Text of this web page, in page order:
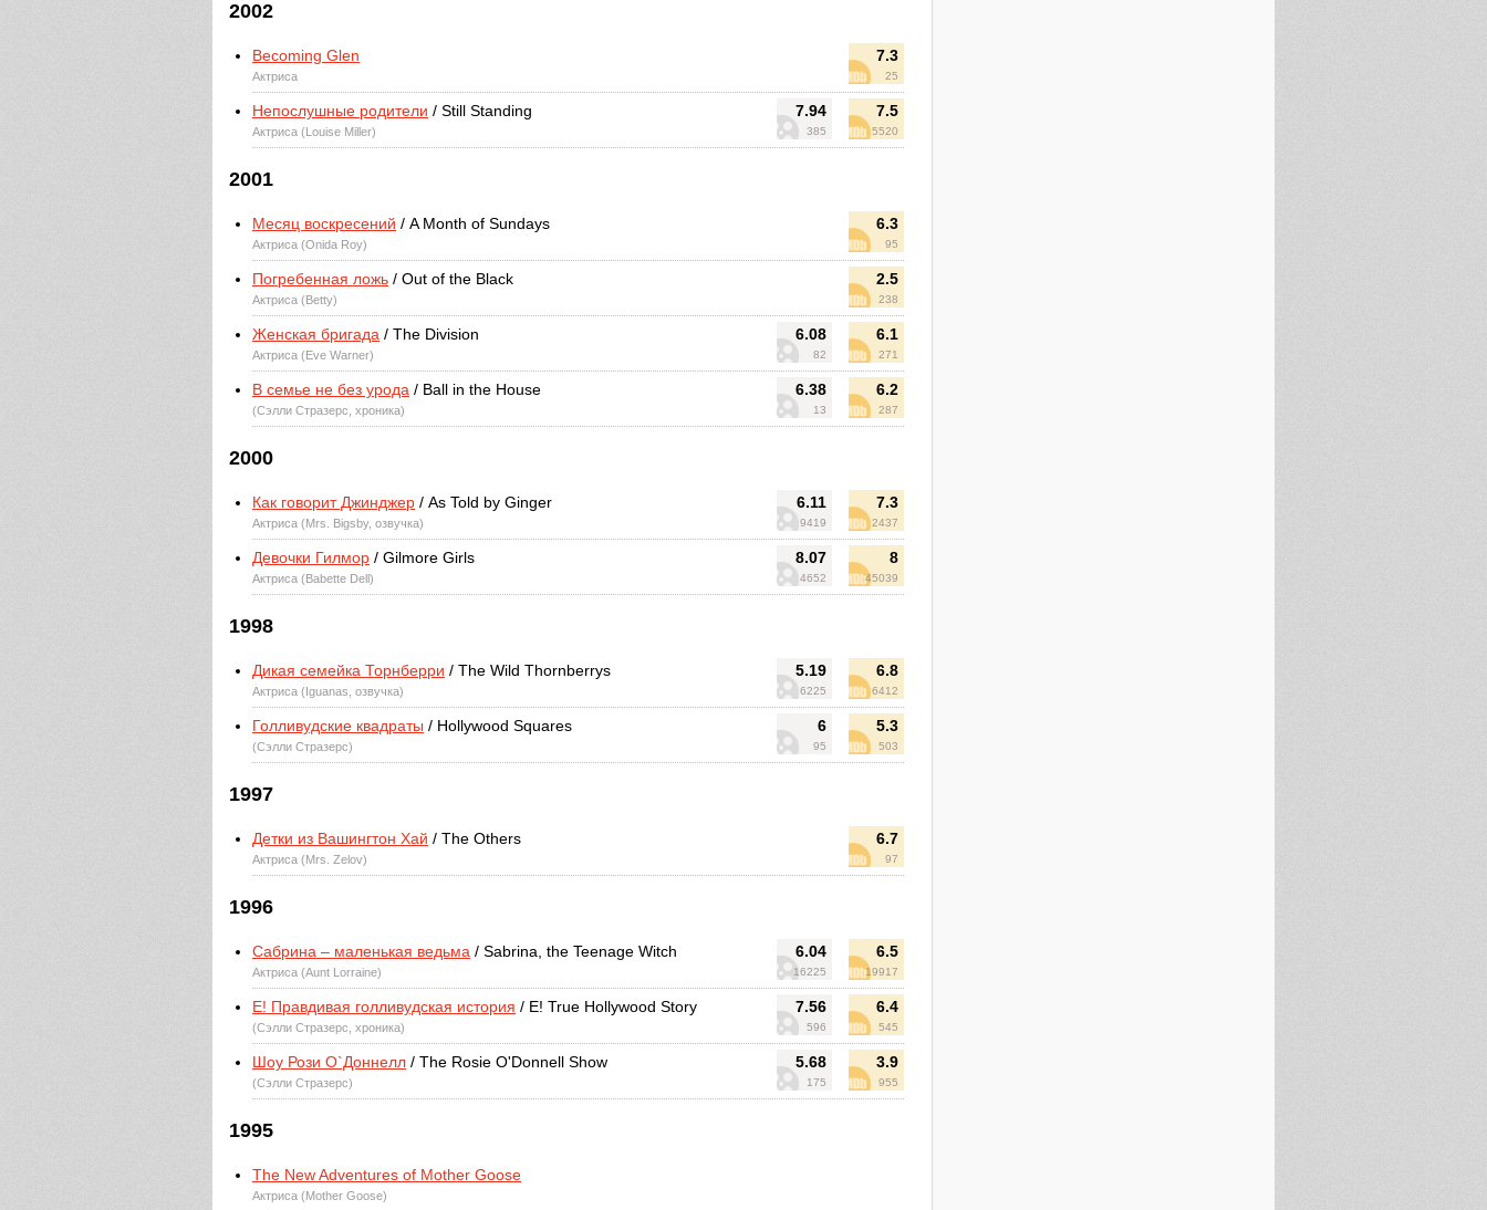
2002
7.3
25
Becoming Glen
Актриса
7.94
385
7.5
5520
Непослушные родители / Still Standing
Актриса (Louise Miller)
2001
6.3
95
Месяц воскресений / A Month of Sundays
Актриса (Onida Roy)
2.5
238
Погребенная ложь / Out of the Black
Актриса (Betty)
6.08
82
6.1
271
Женская бригада / The Division
Актриса (Eve Warner)
6.38
13
6.2
287
В семье не без урода / Ball in the House
(Сэлли Стразерс, хроника)
2000
6.11
9419
7.3
2437
Как говорит Джинджер / As Told by Ginger
Актриса (Mrs. Bigsby, озвучка)
8.07
4652
8
45039
Девочки Гилмор / Gilmore Girls
Актриса (Babette Dell)
1998
5.19
6225
6.8
6412
Дикая семейка Торнберри / The Wild Thornberrys
Актриса (Iguanas, озвучка)
6
95
5.3
503
Голливудские квадраты / Hollywood Squares
(Сэлли Стразерс)
1997
6.7
97
Детки из Вашингтон Хай / The Others
Актриса (Mrs. Zelov)
1996
6.04
16225
6.5
19917
Сабрина – маленькая ведьма / Sabrina, the Teenage Witch
Актриса (Aunt Lorraine)
7.56
596
6.4
545
E! Правдивая голливудская история / E! True Hollywood Story
(Сэлли Стразерс, хроника)
5.68
175
3.9
955
Шоу Рози О`Доннелл / The Rosie O'Donnell Show
(Сэлли Стразерс)
1995
The New Adventures of Mother Goose
Актриса (Mother Goose)